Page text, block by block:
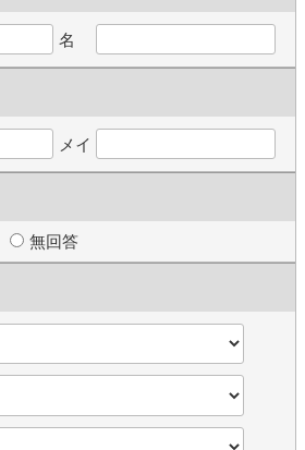
名
メイ
無回答